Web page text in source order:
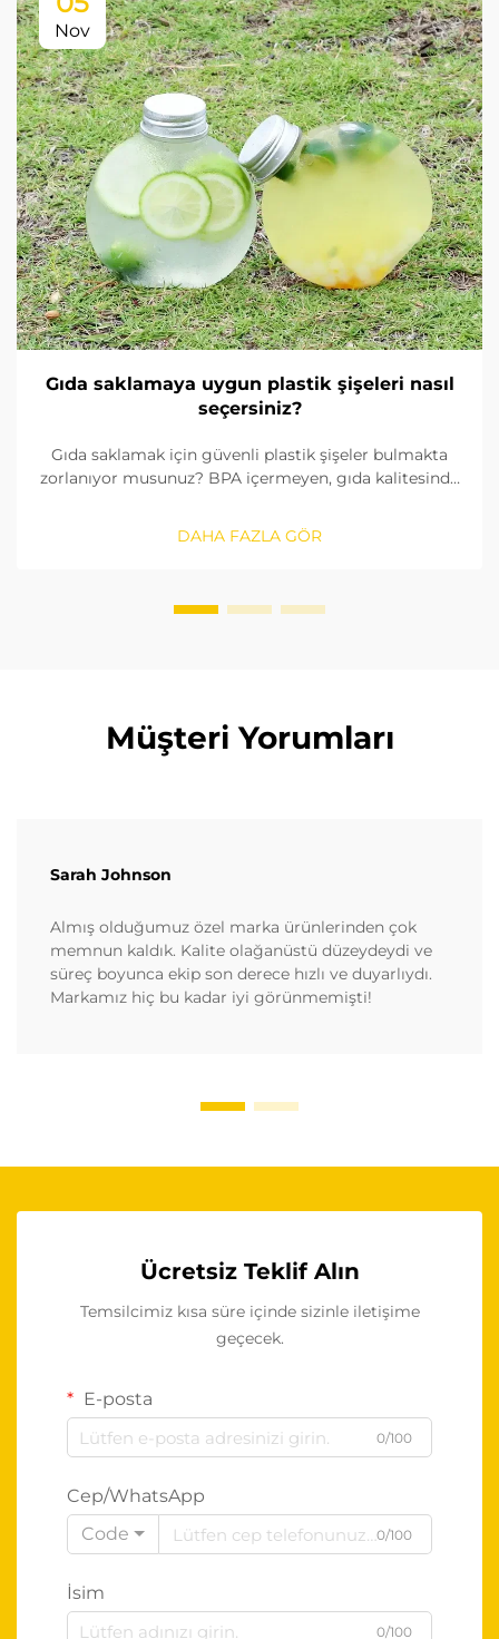
Nov
Gıda saklamaya uygun plastik şişeleri nasıl
seçersiniz?
Gıda saklamak için güvenli plastik şişeler bulmakta
zorlanıyor musunuz? BPA içermeyen, gıda kalitesinde
kontrol edeceğinizi ve doğru boyutu nasıl
seçeceğinizi öğrenin. FDA ve AB standartlarına
DAHA FAZLA GÖR
Müşteri Yorumları
Sarah Johnson
Almış olduğumuz özel marka ürünlerinden çok
memnun kaldık. Kalite olağanüstü düzeydeydi ve
süreç boyunca ekip son derece hızlı ve duyarlıydı.
Markamız hiç bu kadar iyi görünmemişti!
Ücretsiz Teklif Alın
Temsilcimiz kısa süre içinde sizinle iletişime
geçecek.
E-posta
0/100
Cep/WhatsApp
Code
0/100
İsim
0/100